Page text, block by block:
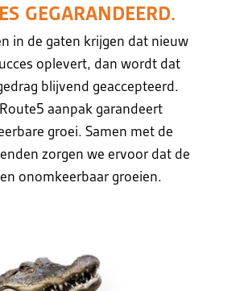
GEGARANDEERD.
in de gaten krijgen dat nieuw
oplevert, dan wordt dat
blijvend geaccepteerd.
aanpak garandeert
groei. Samen met de
zorgen we ervoor dat de
onomkeerbaar groeien.